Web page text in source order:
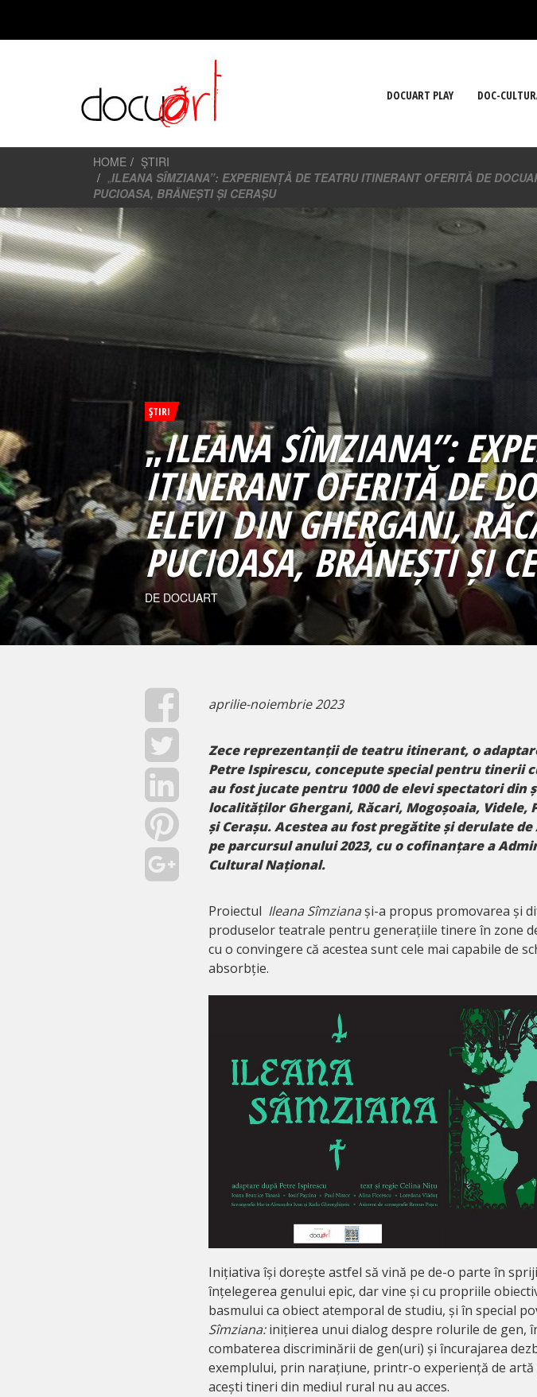
DOCUART PLAY DOC-
HOME
ŞTIRI
„ILEANA SÎMZIANA”: EXPERIENȚĂ DE TEATRU ITINERANT OFERITĂ DE
PUCIOASA, BRĂNEȘTI ȘI CERAȘU
ŞTIRI
„ILEANA SÎMZIANA”:
ITINERANT OFERITĂ DE
ELEVI DIN GHERGANI,
PUCIOASA, BRĂNEȘTI ȘI
DE DOCUART
aprilie-noiembrie 2023
Zece reprezentanții de teatru itinerant, o
Petre Ispirescu, concepute special pentru tinerii
au fost jucate pentru 1000 de elevi spectatori din
localitățilorGhergani, Răcari, Mogoșoaia, Videle,
și Cerașu. Acestea au fost pregătite și derulate
pe parcursul anului 2023, cu o cofinanțare a
Cultural Național.
Proiectul Ileana Sîmzianași-a propus promovarea și
produselor teatrale pentru generațiile tinere în zone
cu o convingere că acestea sunt cele mai capabile de
absorbție.
Inițiativa își dorește astfel să vină pe de-o parte în
înțelegerea genului epic, dar vine și cu propriile
basmului ca obiect atemporal de studiu, și în special
Sîmziana:inițierea unui dialog despre rolurile de gen,
combaterea discriminării de gen(uri) și încurajarea
exemplului, prin narațiune, printr-o experiență de artă
acești tineri din mediul rural nu au acces.